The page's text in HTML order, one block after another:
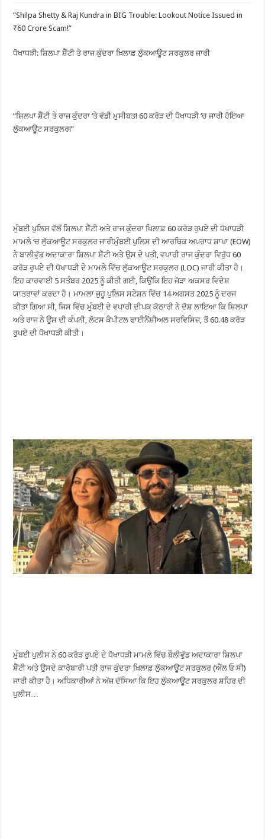
“Shilpa Shetty & Raj Kundra in BIG Trouble: Lookout Notice Issued in
₹60 Crore Scam!”
ਧੋਖਾਧੜੀ: ਸ਼ਿਲਪਾ ਸ਼ੈੱਟੀ ਤੇ ਰਾਜ ਕੁੰਦਰਾ ਖ਼ਿਲਾਫ਼ ਲੁੱਕਆਊਟ ਸਰਕੁਲਰ ਜਾਰੀ
“ਸ਼ਿਲਪਾ ਸ਼ੈੱਟੀ ਤੇ ਰਾਜ ਕੁੰਦਰਾ ‘ਤੇ ਵੱਡੀ ਮੁਸੀਬਤ! 60 ਕਰੋੜ ਦੀ ਧੋਖਾਧੜੀ ‘ਚ ਜਾਰੀ ਹੋਇਆ
ਲੁੱਕਆਊਟ ਸਰਕੁਲਰ!”
ਮੁੰਬਈ ਪੁਲਿਸ ਵੱਲੋਂ ਸ਼ਿਲਪਾ ਸ਼ੈੱਟੀ ਅਤੇ ਰਾਜ ਕੁੰਦਰਾ ਖਿਲਾਫ਼ 60 ਕਰੋੜ ਰੁਪਏ ਦੀ ਧੋਖਾਧੜੀ
ਮਾਮਲੇ ‘ਚ ਲੁੱਕਆਊਟ ਸਰਕੁਲਰ ਜਾਰੀਮੁੰਬਈ ਪੁਲਿਸ ਦੀ ਆਰਥਿਕ ਅਪਰਾਧ ਸ਼ਾਖਾ (EOW)
ਨੇ ਬਾਲੀਵੁੱਡ ਅਦਾਕਾਰਾ ਸ਼ਿਲਪਾ ਸ਼ੈੱਟੀ ਅਤੇ ਉਸ ਦੇ ਪਤੀ, ਵਪਾਰੀ ਰਾਜ ਕੁੰਦਰਾ ਵਿਰੁੱਧ 60
ਕਰੋੜ ਰੁਪਏ ਦੀ ਧੋਖਾਧੜੀ ਦੇ ਮਾਮਲੇ ਵਿੱਚ ਲੁੱਕਆਊਟ ਸਰਕੁਲਰ (LOC) ਜਾਰੀ ਕੀਤਾ ਹੈ।
ਇਹ ਕਾਰਵਾਈ 5 ਸਤੰਬਰ 2025 ਨੂੰ ਕੀਤੀ ਗਈ, ਕਿਉਂਕਿ ਇਹ ਜੋੜਾ ਅਕਸਰ ਵਿਦੇਸ਼
ਯਾਤਰਾਵਾਂ ਕਰਦਾ ਹੈ। ਮਾਮਲਾ ਜੁਹੂ ਪੁਲਿਸ ਸਟੇਸ਼ਨ ਵਿੱਚ 14 ਅਗਸਤ 2025 ਨੂੰ ਦਰਜ
ਕੀਤਾ ਗਿਆ ਸੀ, ਜਿਸ ਵਿੱਚ ਮੁੰਬਈ ਦੇ ਵਪਾਰੀ ਦੀਪਕ ਕੋਠਾਰੀ ਨੇ ਦੋਸ਼ ਲਾਇਆ ਕਿ ਸ਼ਿਲਪਾ
ਅਤੇ ਰਾਜ ਨੇ ਉਸ ਦੀ ਕੰਪਨੀ, ਲੋਟਸ ਕੈਪੀਟਲ ਫਾਈਨੈਂਸ਼ੀਅਲ ਸਰਵਿਸਿਜ਼, ਤੋਂ 60.48 ਕਰੋੜ
ਰੁਪਏ ਦੀ ਧੋਖਾਧੜੀ ਕੀਤੀ।
ਮੁੰਬਈ ਪੁਲੀਸ ਨੇ 60 ਕਰੋੜ ਰੁਪਏ ਦੇ ਧੋਖਾਧੜੀ ਮਾਮਲੇ ਵਿੱਚ ਬੌਲੀਵੁੱਡ ਅਦਾਕਾਰਾ ਸ਼ਿਲਪਾ
ਸ਼ੈੱਟੀ ਅਤੇ ਉਸਦੇ ਕਾਰੋਬਾਰੀ ਪਤੀ ਰਾਜ ਕੁੰਦਰਾ ਖ਼ਿਲਾਫ਼ ਲੁੱਕਆਊਟ ਸਰਕੁਲਰ (ਐੱਲ ਓ ਸੀ)
ਜਾਰੀ ਕੀਤਾ ਹੈ। ਅਧਿਕਾਰੀਆਂ ਨੇ ਅੱਜ ਦੱਸਿਆ ਕਿ ਇਹ ਲੁੱਕਆਊਟ ਸਰਕੁਲਰ ਸ਼ਹਿਰ ਦੀ
ਪੁਲੀਸ…